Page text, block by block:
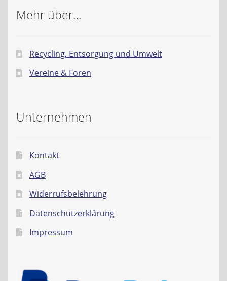
Mehr über…
Recycling, Entsorgung und Umwelt
Vereine & Foren
Unternehmen
Kontakt
AGB
Widerrufsbelehrung
Datenschutzerklärung
Impressum